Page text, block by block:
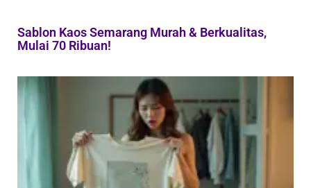
Sablon Kaos Semarang Murah & Berkualitas,
Mulai 70 Ribuan!